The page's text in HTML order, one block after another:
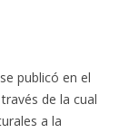
publicó en el
de la cual
a la